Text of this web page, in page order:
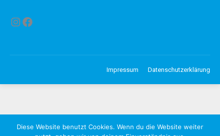
Instagram
Facebook
Impressum Datenschutzerklärung
Diese Website benutzt Cookies. Wenn du die Website weiter